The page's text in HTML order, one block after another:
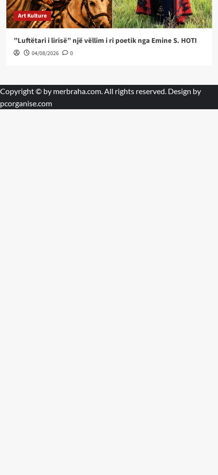
Art Kulture
”Luftëtari i lirisë” një vëllim i ri poetik nga Emine S. HOTI
04/08/2026 0
Copyright © by merbraha.com. All rights reserved. Design by
pcorganise.com